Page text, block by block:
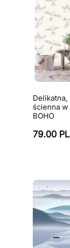
ścienna
BOHO
79.00